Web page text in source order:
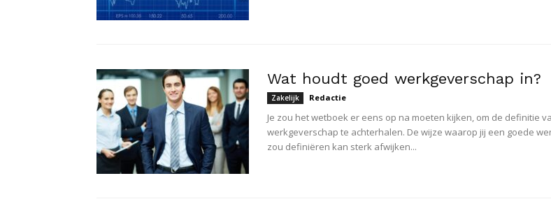
Wat houdt goed werkgeverschap in?
Zakelijk Redactie
Je zou het wetboek er eens op na moeten kijken, om de definitie
werkgeverschap te achterhalen. De wijze waarop jij een goede
zou definiëren kan sterk afwijken...